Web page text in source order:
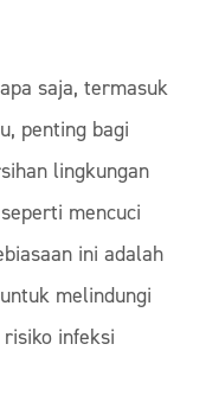
saja, termasuk
penting bagi
lingkungan
mencuci
ini adalah
melindungi
infeksi